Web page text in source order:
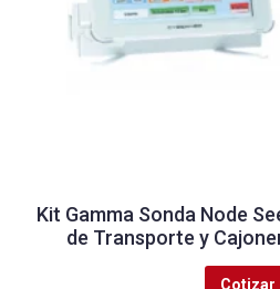
Kit Gamma Sonda Node
de Transporte y
Cotizar